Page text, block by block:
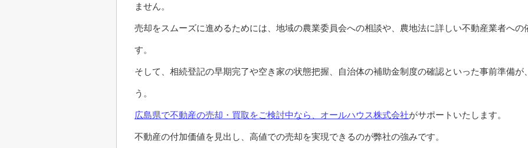
ません。
売却をスムーズに進めるためには、地域の農業委員会への相談や、農地法に詳しい不動産業者への
す。
そして、相続登記の早期完了や空き家の状態把握、自治体の補助金制度の確認といった事前準備が
う。
広島県で不動産の売却・買取をご検討中なら、オールハウス株式会社がサポートいたします。
不動産の付加価値を見出し、高値での売却を実現できるのが弊社の強みです。